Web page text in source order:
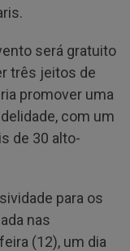
será gratuito
três jeitos de
promover uma
com um
de 30 alto-
para os
nas
(12), um dia